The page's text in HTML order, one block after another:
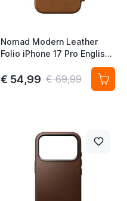
Nomad Modern Leather
Folio iPhone 17 Pro English
€ 54,99 € 69,99